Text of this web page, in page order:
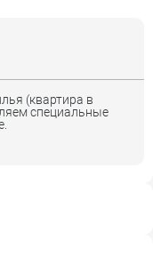
(квартира в
специальные